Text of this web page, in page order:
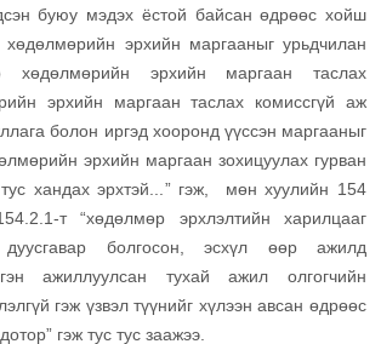
буюу мэдэх ёстой байсан өдрөөс хойш
хөдөлмөрийн эрхийн маргааныг урьдчилан
хөдөлмөрийн эрхийн маргаан таслах
эрхийн маргаан таслах комиссгүй аж
болон иргэд хооронд үүссэн маргааныг
эрхийн маргаан зохицуулах гурван
хандах эрхтэй...” гэж, мөн хуулийн 154
т “хөдөлмөр эрхлэлтийн харилцааг
болгосон, эсхүл өөр ажилд
ажиллуулсан тухай ажил олгогчийн
гэж үзвэл түүнийг хүлээн авсан өдрөөс
гэж тус тус заажээ.